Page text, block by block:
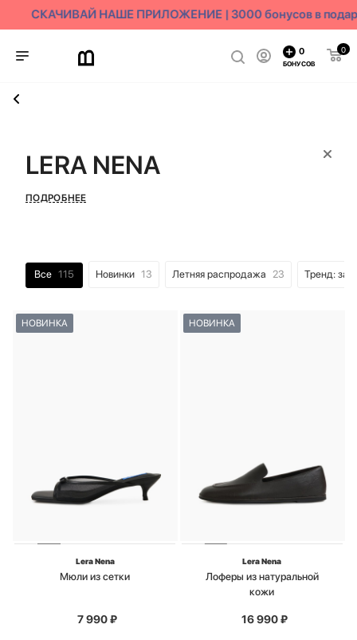
СКАЧИВАЙ НАШЕ ПРИЛОЖЕНИЕ | 3000 бонусов в
0
0
БОНУСОВ
LERA NENA
ПОДРОБНЕЕ
Все 115 Новинки 13 Летняя распродажа 23 Тренд:
НОВИНКА
Lera Nena
Мюли из сетки
7 990₽
НОВИНКА
Lera Nena
Лоферы из натуральной
кожи
16 990₽